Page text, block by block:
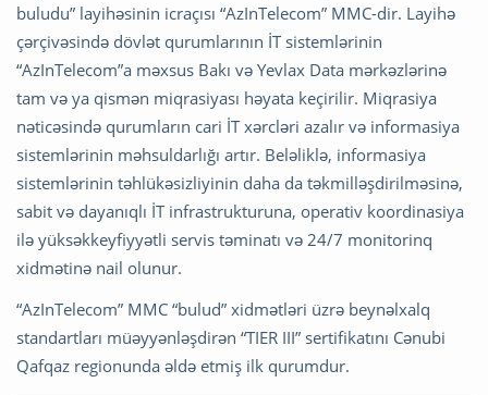
buludu” layihəsinin icraçısı “AzInTelecom” MMC-dir. Layihə
çərçivəsində dövlət qurumlarının İT sistemlərinin
“AzInTelecom”a məxsus Bakı və Yevlax Data mərkəzlərinə
tam və ya qismən miqrasiyası həyata keçirilir. Miqrasiya
nəticəsində qurumların cari İT xərcləri azalır və informasiya
sistemlərinin məhsuldarlığı artır. Beləliklə, informasiya
sistemlərinin təhlükəsizliyinin daha da təkmilləşdirilməsinə,
sabit və dayanıqlı İT infrastrukturuna, operativ koordinasiya
ilə yüksəkkeyfiyyətli servis təminatı və 24/7 monitorinq
xidmətinə nail olunur.
“AzInTelecom” MMC “bulud” xidmətləri üzrə beynəlxalq
standartları müəyyənləşdirən “TIER III” sertifikatını Cənubi
Qafqaz regionunda əldə etmiş ilk qurumdur.